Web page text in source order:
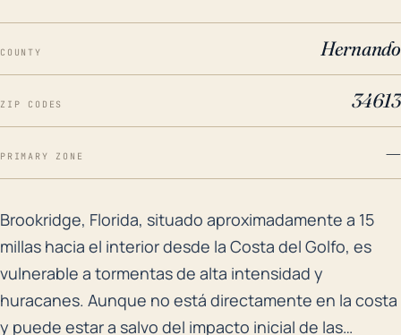
COUNTY Hernando
ZIP CODES 34613
PRIMARY ZONE —
Brookridge, Florida, situado aproximadamente a 15
Brookridge, Florida, situado aproximadamente a 15
millas hacia el interior desde la Costa del Golfo, es
vulnerable a tormentas de alta intensidad y
huracanes. Aunque no está directamente en la costa
y puede estar a salvo del impacto inicial de las